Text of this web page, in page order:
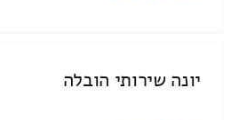
יונה שירותי הובלה